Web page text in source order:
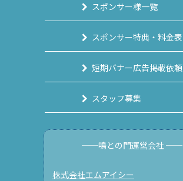
スポンサー様一覧
スポンサー特典・料金表
短期バナー広告掲載依頼
スタッフ募集
──鳴との門運営会社 ──
株式会社エムアイシー